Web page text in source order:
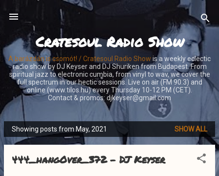
Skip to main content
Cratesoul Radio Show
A barázdán is csomót! / Cratesoul Radio Show is a weekly eclectic
radio show by DJ Keyser and DJ Shuriken from Budapest. From
spiritual jazz to electronic cumbia, from vinyl to wav, we cover the
full spectrum in our hectic sessions. Live on air (FM 90.3) and
online (www.tilos.hu) every Thursday 10-12 PM (CET).
Contact & promos: djkeyser@gmail.com
P
o
Showing posts from May, 2021 SHOW ALL
444_hangOver_372 - DJ Keyser